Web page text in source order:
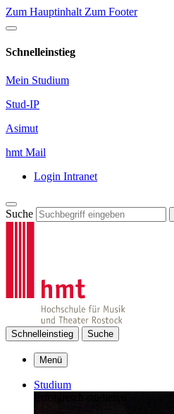
Zum Hauptinhalt Zum Footer
Schnelleinstieg
Mein Studium
Stud-IP
Asimut
hmt Mail
Login Intranet
Suche
Schnelleinstieg Suche
Menü
Studium